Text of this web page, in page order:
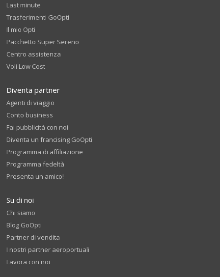
Last minute
Trasferimenti GoOpti
Il mio Opti
Pacchetto Super Sereno
Centro assistenza
Voli Low Cost
Diventa partner
Agenti di viaggio
Conto business
Fai pubblicità con noi
Diventa un francising GoOpti
Programma di affiliazione
Programma fedeltà
Presenta un amico!
Su di noi
Chi siamo
Blog GoOpti
Partner di vendita
I nostri partner aeroportuali
Lavora con noi